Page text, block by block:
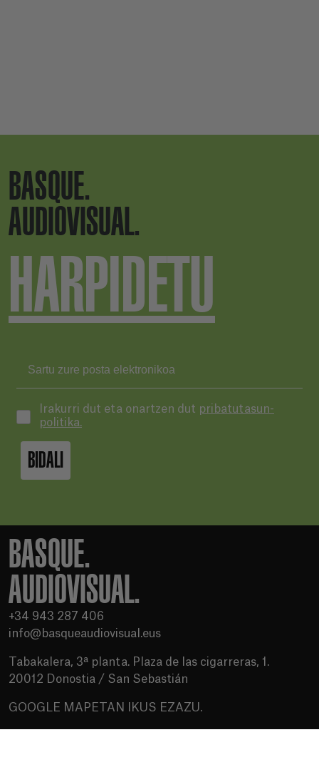
BASQUE.
AUDIOVISUAL.
HARPIDETU
Irakurri dut eta onartzen dut pribatutasun-
politika.
BIDALI
BASQUE.
AUDIOVISUAL.
+34 943 287 406
info@basqueaudiovisual.eus
Tabakalera, 3ª planta. Plaza de las cigarreras, 1.
20012 Donostia / San Sebastián
GOOGLE MAPETAN IKUS EZAZU.